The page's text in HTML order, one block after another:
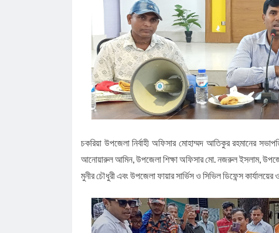
চকরিয়া উপজেলা নির্বাহী অফিসার মোহাম্মদ আতিকুর রহমানের
আনোয়ারুল আমিন, উপজেলা শিক্ষা অফিসার মো. নজরুল ইসলাম, উপজেলা
মুনীর চৌধুরী এবং উপজেলা ফায়ার সার্ভিস ও সিভিল ডিফেন্স